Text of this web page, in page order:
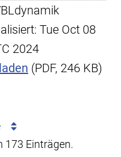
Tue Oct 08
2024
(PDF, 246 KB)
173 Einträgen.